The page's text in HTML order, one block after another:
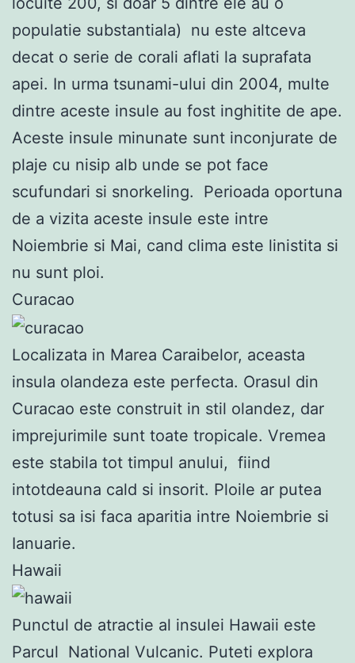
populatie substantiala) nu este altceva
decat o serie de corali aflati la suprafata
apei. In urma tsunami-ului din 2004, multe
dintre aceste insule au fost inghitite de ape.
Aceste insule minunate sunt inconjurate de
plaje cu nisip alb unde se pot face
scufundari si snorkeling. Perioada oportuna
de a vizita aceste insule este intre
Noiembrie si Mai, cand clima este linistita si
nu sunt ploi.
Curacao
Localizata in Marea Caraibelor, aceasta
insula olandeza este perfecta. Orasul din
Curacao este construit in stil olandez, dar
imprejurimile sunt toate tropicale. Vremea
este stabila tot timpul anului, fiind
intotdeauna cald si insorit. Ploile ar putea
totusi sa isi faca aparitia intre Noiembrie si
Ianuarie.
Hawaii
Punctul de atractie al insulei Hawaii este
Parcul National Vulcanic. Puteti explora